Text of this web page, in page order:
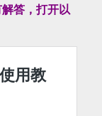
答，打开以